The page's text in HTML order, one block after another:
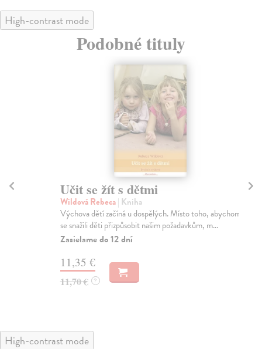
High-contrast mode
Podobné tituly
Učit se žít s dětmi
Wildová Rebeca| Kniha
Výchova dětí začíná u dospělých. Místo toho, abychom
se snažili děti přizpůsobit našim požadavkům, m...
Zasielame do 12 dní
11,35 €
11,70 € ?
High-contrast mode